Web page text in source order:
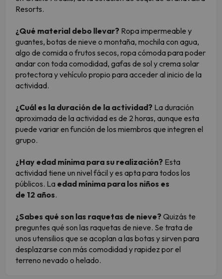
Resorts.
¿Qué material debo llevar? Ropa impermeable y
guantes, botas de nieve o montaña, mochila con agua,
algo de comida o frutos secos, ropa cómoda para poder
andar con toda comodidad, gafas de sol y crema solar
protectora y vehículo propio para acceder al inicio de la
actividad.
¿Cuál es la duración de la actividad? La duración
aproximada de la actividad es de 2 horas, aunque esta
puede variar en función de los miembros que integren el
grupo.
¿Hay edad mínima para su realización? Esta
actividad tiene un nivel fácil y es apta para todos los
públicos. La edad mínima para los niños es
de 12 años.
¿Sabes qué son las raquetas de nieve? Quizás te
preguntes qué son las raquetas de nieve. Se trata de
unos utensilios que se acoplan a las botas y sirven para
desplazarse con más comodidad y rapidez por el
terreno nevado o helado.